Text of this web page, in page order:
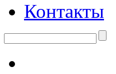
Контакты